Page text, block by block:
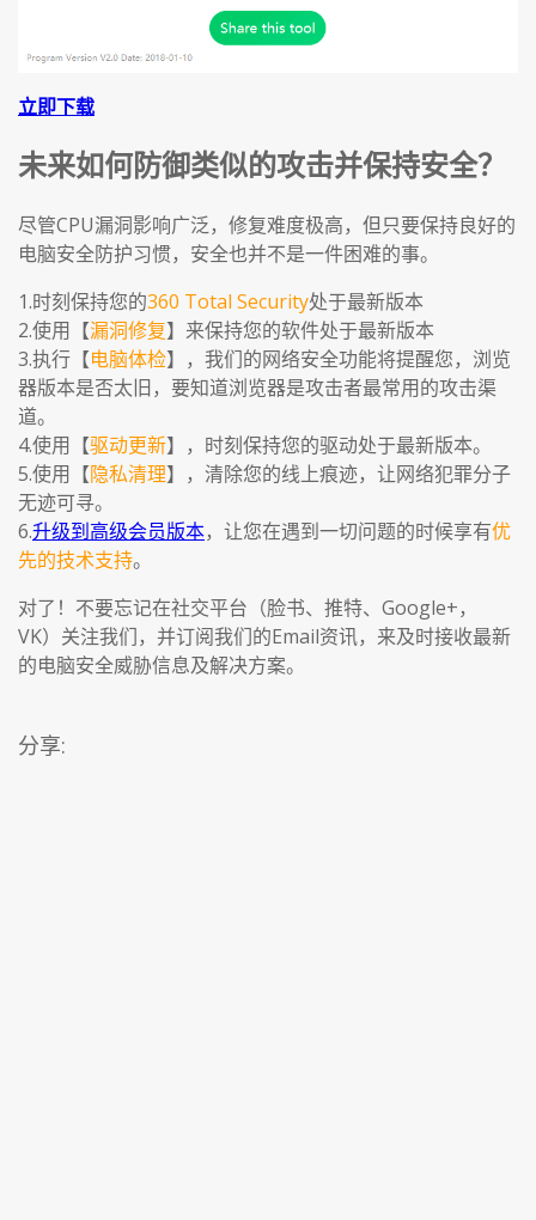
立即下载
未来如何防御类似的攻击并保持安全？
尽管CPU漏洞影响广泛，修复难度极高，但只要保持良好的
电脑安全防护习惯，安全也并不是一件困难的事。
1.时刻保持您的360 Total Security处于最新版本
2.使用【漏洞修复】来保持您的软件处于最新版本
3.执行【电脑体检】，我们的网络安全功能将提醒您，浏览
器版本是否太旧，要知道浏览器是攻击者最常用的攻击渠
道。
4.使用【驱动更新】，时刻保持您的驱动处于最新版本。
5.使用【隐私清理】，清除您的线上痕迹，让网络犯罪分子
无迹可寻。
6.升级到高级会员版本，让您在遇到一切问题的时候享有优
先的技术支持。
对了！不要忘记在社交平台（脸书、推特、Google+，
VK）关注我们，并订阅我们的Email资讯，来及时接收最新
的电脑安全威胁信息及解决方案。
分享: